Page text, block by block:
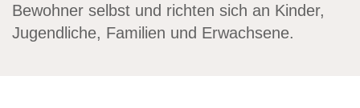
Bewohner selbst und richten sich an Kinder,
Jugendliche, Familien und Erwachsene.